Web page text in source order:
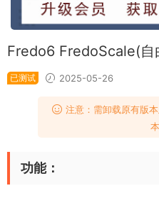
Fredo6 FredoScale(自
已测试 2025-05-26
注意：需卸载原有版
功能：